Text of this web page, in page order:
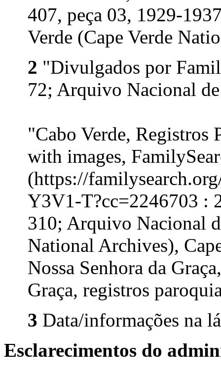
407, peça 03, 1929-
Verde (Cape Verde
2 "Divulgados por
72; Arquivo Nacional
"Cabo Verde, Registros
with images,
(https://
Y3V1-T?cc=2246703 :
310; Arquivo Nacional
National Archives),
Nossa Senhora da
Graça, registros
3 Data/informações na
Esclarecimentos do